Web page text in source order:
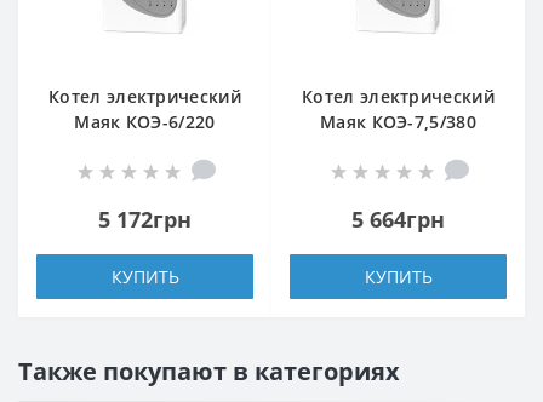
Котел электрический
Маяк КОЭ-6/220
5 172грн
КУПИТЬ
Котел электрический
Маяк КОЭ-7,5/380
5 664грн
КУПИТЬ
Также покупают в категориях